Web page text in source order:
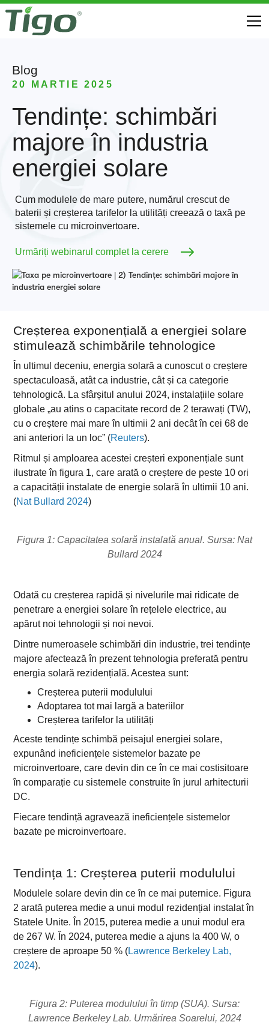
Blog
20 MARTIE 2025
Tendințe: schimbări
majore în industria
energiei solare
Cum modulele de mare putere, numărul crescut de
baterii și creșterea tarifelor la utilități creează o taxă pe
sistemele cu microinvertoare.
Urmăriți webinarul complet la cerere
Creșterea exponențială a energiei solare
stimulează schimbările tehnologice
În ultimul deceniu, energia solară a cunoscut o creștere
spectaculoasă, atât ca industrie, cât și ca categorie
tehnologică. La sfârșitul anului 2024, instalațiile solare
globale „au atins o capacitate record de 2 terawați (TW),
cu o creștere mai mare în ultimii 2 ani decât în cei 68 de
ani anteriori la un loc” (Reuters).
Ritmul și amploarea acestei creșteri exponențiale sunt
ilustrate în figura 1, care arată o creștere de peste 10 ori
a capacității instalate de energie solară în ultimii 10 ani.
(Nat Bullard 2024)
Figura 1: Capacitatea solară instalată anual. Sursa: Nat
Bullard 2024
Odată cu creșterea rapidă și nivelurile mai ridicate de
penetrare a energiei solare în rețelele electrice, au
apărut noi tehnologii și noi nevoi.
Dintre numeroasele schimbări din industrie, trei tendințe
majore afectează în prezent tehnologia preferată pentru
energia solară rezidențială. Acestea sunt:
Creșterea puterii modulului
Adoptarea tot mai largă a bateriilor
Creșterea tarifelor la utilități
Aceste tendințe schimbă peisajul energiei solare,
expunând ineficiențele sistemelor bazate pe
microinvertoare, care devin din ce în ce mai costisitoare
în comparație cu sistemele construite în jurul arhitecturii
DC.
Fiecare tendință agravează ineficiențele sistemelor
bazate pe microinvertoare.
Tendința 1: Creșterea puterii modulului
Modulele solare devin din ce în ce mai puternice. Figura
2 arată puterea medie a unui modul rezidențial instalat în
Statele Unite. În 2015, puterea medie a unui modul era
de 267 W. În 2024, puterea medie a ajuns la 400 W, o
creștere de aproape 50 % (Lawrence Berkeley Lab,
2024).
Figura 2: Puterea modulului în timp (SUA). Sursa:
Lawrence Berkeley Lab. Urmărirea Soarelui, 2024